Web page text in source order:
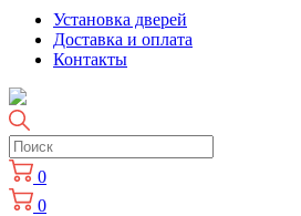
Установка дверей
Доставка и оплата
Контакты
0
0